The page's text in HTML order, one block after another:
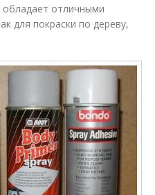
отличными
для покраски по дереву,